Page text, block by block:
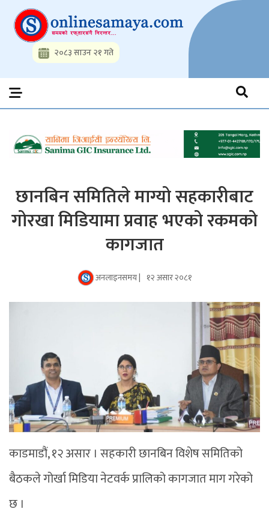
content
Onlinesamaya.com
Nepal News Portal, Business, Hot News, Interview, Opinions,
Politics, Science, Technology, Social, Media, Sports, Youth, Model
Watch, Movies
२०८३ साउन २१ गते
छानबिन समितिले माग्यो सहकारीबाट
गोरखा मिडियामा प्रवाह भएको रकमको
कागजात
अनलाइनसमय | १२ असार २०८१
काडमाडौं, १२ असार । सहकारी छानबिन विशेष समितिको
बैठकले गोर्खा मिडिया नेटवर्क प्रालिको कागजात माग गरेको
छ ।